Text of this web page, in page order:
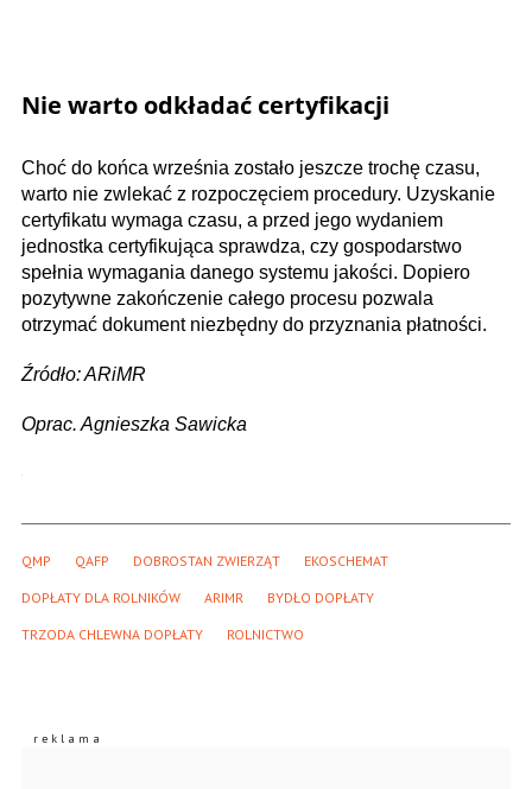
Nie warto odkładać certyfikacji
Choć do końca września zostało jeszcze trochę czasu,
warto nie zwlekać z rozpoczęciem procedury. Uzyskanie
certyfikatu wymaga czasu, a przed jego wydaniem
jednostka certyfikująca sprawdza, czy gospodarstwo
spełnia wymagania danego systemu jakości. Dopiero
pozytywne zakończenie całego procesu pozwala
otrzymać dokument niezbędny do przyznania płatności.
Źródło: ARiMR
Oprac. Agnieszka Sawicka
QMP QAFP DOBROSTAN ZWIERZĄT EKOSCHEMAT
DOPŁATY DLA ROLNIKÓW ARIMR BYDŁO DOPŁATY
TRZODA CHLEWNA DOPŁATY ROLNICTWO